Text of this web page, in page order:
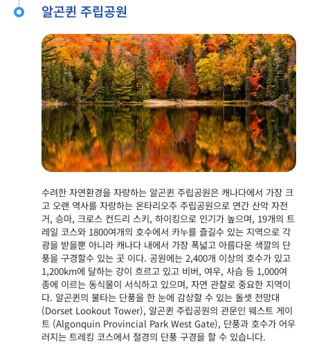
알곤퀸 주립공원
수려한 자연환경을 자랑하는 알곤퀸 주립공원은 캐나다에서 가장 크
고 오랜 역사를 자랑하는 온타리오주 주립공원으로 연간 산악 자전
거, 승마, 크로스 컨드리 스키, 하이킹으로 인기가 높으며, 19개의 트
레일 코스와 1800여개의 호수에서 카누를 즐길수 있는 지역으로 각
광을 받을뿐 아니라 캐나다 내에서 가장 폭넓고 아름다운 색깔의 단
풍을 구경할수 있는 곳 이다. 공원에는 2,400개 이상의 호수가 있고
1,200km에 달하는 강이 흐르고 있고 비버, 여우, 사슴 등 1,000여
종에 이르는 동식물이 서식하고 있으며, 자연 관찰로 중요한 지역이
다. 알곤퀸의 불타는 단풍을 한 눈에 감상할 수 있는 돌셋 전망대
(Dorset Lookout Tower), 알곤퀸 주립공원의 관문인 웨스트 게이
트 (Algonquin Provincial Park West Gate), 단풍과 호수가 어우
러지는 트레킹 코스에서 절경의 단풍 구경을 할 수 있습니다.